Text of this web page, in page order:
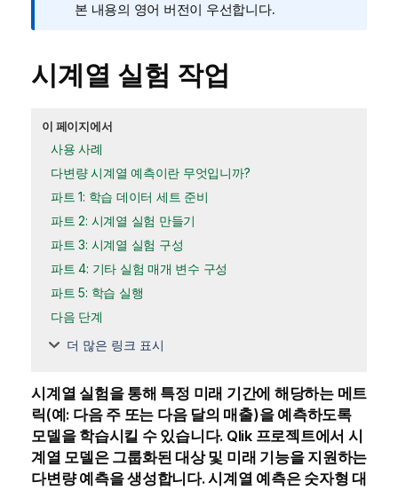
본 내용의 영어 버전이 우선합니다.
시계열 실험 작업
이 페이지에서
사용 사례
다변량 시계열 예측이란 무엇입니까?
파트 1: 학습 데이터 세트 준비
파트 2: 시계열 실험 만들기
파트 3: 시계열 실험 구성
파트 4: 기타 실험 매개 변수 구성
파트 5: 학습 실행
다음 단계
더 많은 링크 표시
시계열 실험을 통해 특정 미래 기간에 해당하는 메트
릭(예: 다음 주 또는 다음 달의 매출)을 예측하도록
모델을 학습시킬 수 있습니다. Qlik 프로젝트에서 시
계열 모델은 그룹화된 대상 및 미래 기능을 지원하는
다변량 예측을 생성합니다. 시계열 예측은 숫자형대